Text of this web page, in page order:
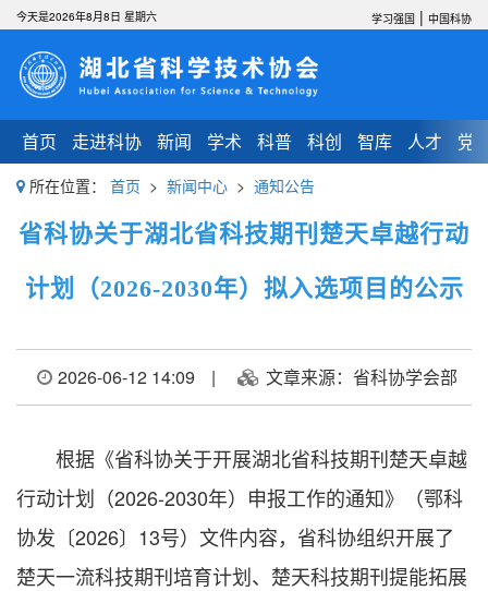
首页 走进科协 新闻 学术 科普 科创 智库 人才 党
今天是2026年8月8日 星期六 学习强国 | 中国科协
所在位置： 首页 > 新闻中心 > 通知公告
省科协关于湖北省科技期刊楚天卓越行动
计划（2026-2030年）拟入选项目的公示
2026-06-12 14:09 | 文章来源：省科协学会部
根据《省科协关于开展湖北省科技期刊楚天卓越
行动计划（2026-2030年）申报工作的通知》（鄂科
协发〔2026〕13号）文件内容，省科协组织开展了
楚天一流科技期刊培育计划、楚天科技期刊提能拓展